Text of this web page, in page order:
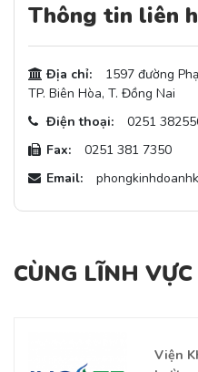
Thông tin liên
Địa chỉ:
1597 đường
TP. Biên Hòa, T. Đồng Nai
Điện thoại:
0251
Fax:
0251 381 7350
Email:
CÙNG LĨNH VỰC
Viện